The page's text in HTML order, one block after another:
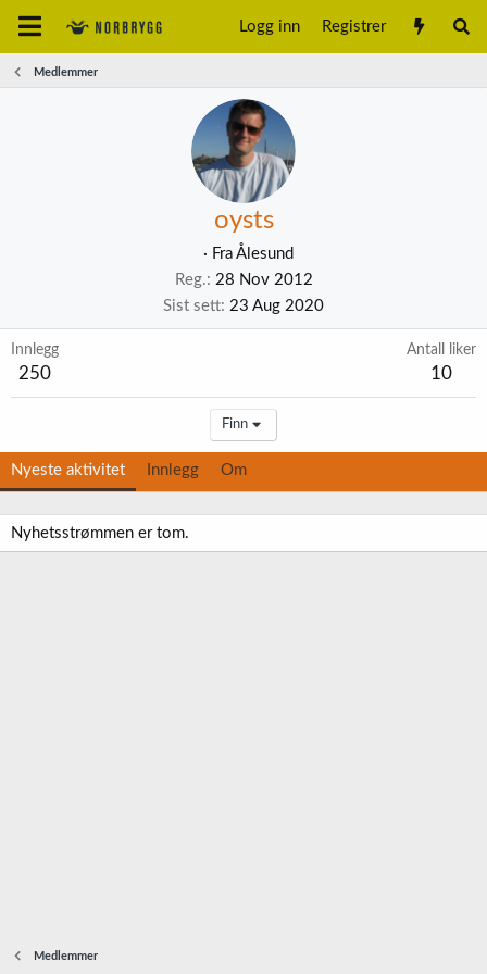
Logg inn Registrer
Medlemmer
oysts
· Fra Ålesund
Reg. 28 Nov 2012
Sist sett 23 Aug 2020
Innlegg
250
Antall liker
10
Finn
Nyeste aktivitet Innlegg Om
Nyhetsstrømmen er tom.
Medlemmer